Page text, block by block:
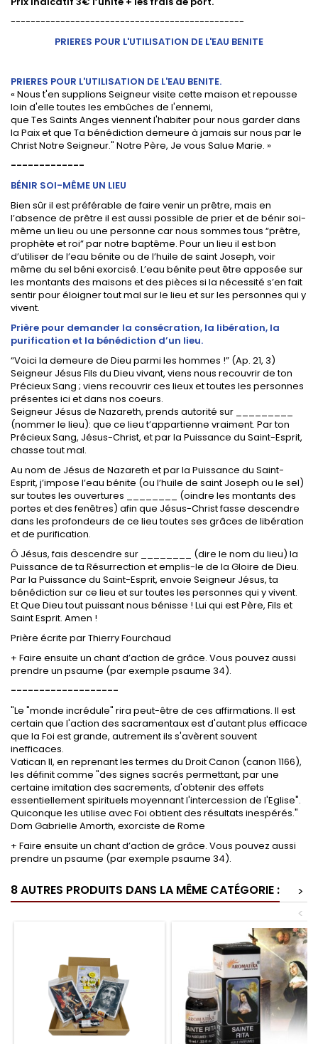
-----------------------------------------------
PRIERES POUR L'UTILISATION DE L'EAU BENITE
PRIERES POUR L'UTILISATION DE L'EAU BENITE.
« Nous t'en supplions Seigneur visite cette maison et repousse
loin d'elle toutes les embûches de l'ennemi,
que Tes Saints Anges viennent l'habiter pour nous garder dans
la Paix et que Ta bénédiction demeure à jamais sur nous par le
Christ Notre Seigneur." Notre Père, Je vous Salue Marie. »
-------------
BÉNIR SOI-MÊME UN LIEU
Bien sûr il est préférable de faire venir un prêtre, mais en
l’absence de prêtre il est aussi possible de prier et de bénir soi-
même un lieu ou une personne car nous sommes tous “prêtre,
prophète et roi” par notre baptême. Pour un lieu il est bon
d’utiliser de l’eau bénite ou de l’huile de saint Joseph, voir
même du sel béni exorcisé. L’eau bénite peut être apposée sur
les montants des maisons et des pièces si la nécessité s’en fait
sentir pour éloigner tout mal sur le lieu et sur les personnes qui y
vivent.
Prière pour demander la consécration, la libération, la
purification et la bénédiction d’un lieu.
“Voici la demeure de Dieu parmi les hommes !” (Ap. 21, 3)
Seigneur Jésus Fils du Dieu vivant, viens nous recouvrir de ton
Précieux Sang ; viens recouvrir ces lieux et toutes les personnes
présentes ici et dans nos coeurs.
Seigneur Jésus de Nazareth, prends autorité sur _________
(nommer le lieu): que ce lieu t’appartienne vraiment. Par ton
Précieux Sang, Jésus-Christ, et par la Puissance du Saint-Esprit,
chasse tout mal.
Au nom de Jésus de Nazareth et par la Puissance du Saint-
Esprit, j’impose l’eau bénite (ou l’huile de saint Joseph ou le sel)
sur toutes les ouvertures ________ (oindre les montants des
portes et des fenêtres) afin que Jésus-Christ fasse descendre
dans les profondeurs de ce lieu toutes ses grâces de libération
et de purification.
Ô Jésus, fais descendre sur ________ (dire le nom du lieu) la
Puissance de ta Résurrection et emplis-le de la Gloire de Dieu.
Par la Puissance du Saint-Esprit, envoie Seigneur Jésus, ta
bénédiction sur ce lieu et sur toutes les personnes qui y vivent.
Et Que Dieu tout puissant nous bénisse ! Lui qui est Père, Fils et
Saint Esprit. Amen !
Prière écrite par Thierry Fourchaud
+ Faire ensuite un chant d’action de grâce. Vous pouvez aussi
prendre un psaume (par exemple psaume 34).
-------------------
"Le "monde incrédule" rira peut-être de ces affirmations. Il est
certain que l'action des sacramentaux est d'autant plus efficace
que la Foi est grande, autrement ils s'avèrent souvent
inefficaces.
Vatican II, en reprenant les termes du Droit Canon (canon 1166),
les définit comme "des signes sacrés permettant, par une
certaine imitation des sacrements, d'obtenir des effets
essentiellement spirituels moyennant l'intercession de l'Eglise".
Quiconque les utilise avec Foi obtient des résultats inespérés."
Dom Gabrielle Amorth, exorciste de Rome
+ Faire ensuite un chant d’action de grâce. Vous pouvez aussi
prendre un psaume (par exemple psaume 34).
8 AUTRES PRODUITS DANS LA MÊME CATÉGORIE :
>
<